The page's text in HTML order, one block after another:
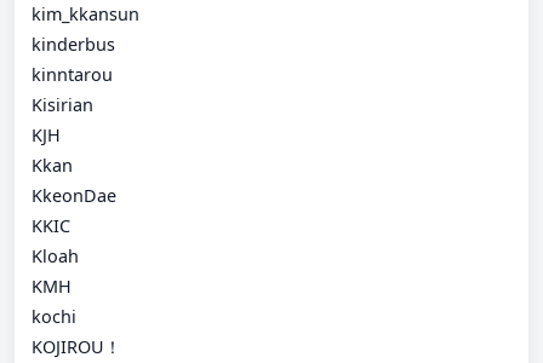
kim_kkansun
kinderbus
kinntarou
Kisirian
KJH
Kkan
KkeonDae
KKIC
Kloah
KMH
kochi
KOJIROU！